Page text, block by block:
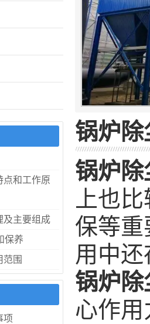
锅炉
锅炉除
上也
保等
用中
锅炉除
心作
点和工作原
及主要组成
保养
范围
项